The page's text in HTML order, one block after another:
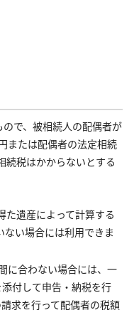
で、被相続人の配偶者が
または配偶者の法定相続
続税はかからないとする
た遺産によって計算する
ない場合には利用できま
に合わない場合には、一
付して申告・納税を行
求を行って配偶者の税額